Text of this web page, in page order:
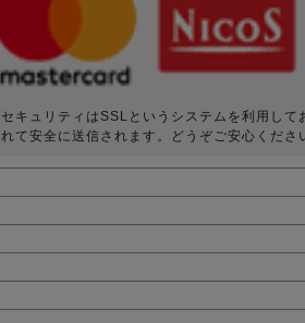
キュリティはSSLというシステムを利用して
て安全に送信されます。どうぞご安心くださ